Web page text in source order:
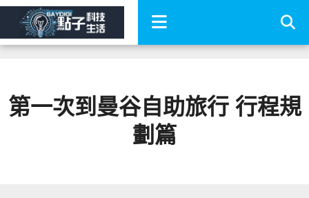
第一次到曼谷自助旅行 行程規
劃篇